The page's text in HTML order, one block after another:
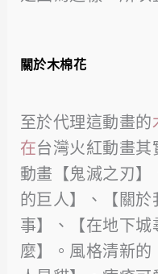
關於木棉花
至於代理這動畫的
在台灣火紅動畫
動畫【鬼滅之刃
的巨人】、【關
事】、【在地下
麼】。風格清新